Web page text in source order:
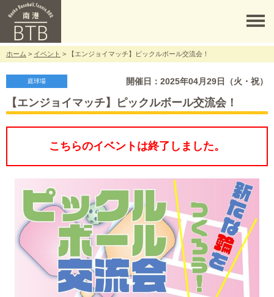
ホーム > イベント > 【エンジョイマッチ】ピックルボール交流会！
開催日：2025年04月29日（火・祝）
庭球場
【エンジョイマッチ】ピックルボール交流会！
こちらのイベントは終了しました。